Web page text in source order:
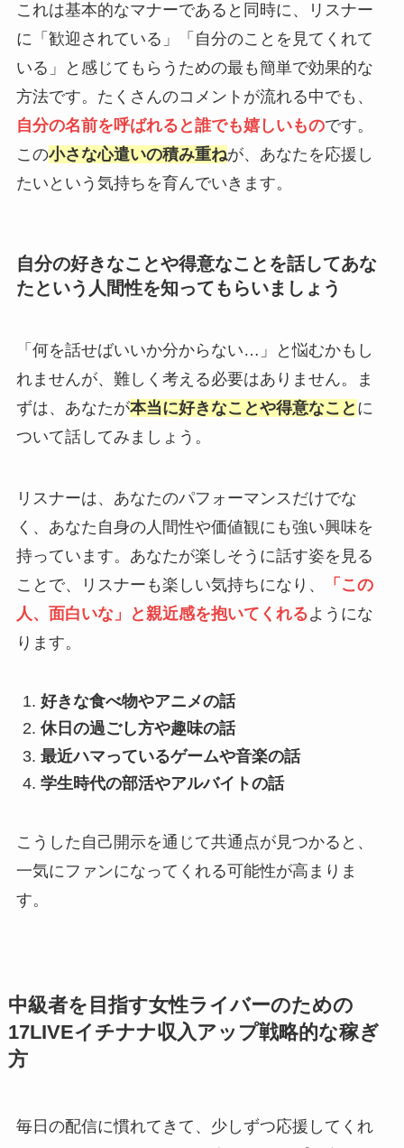
これは基本的なマナーであると同時に、リスナー
に「歓迎されている」「自分のことを見てくれて
いる」と感じてもらうための最も簡単で効果的な
方法です。たくさんのコメントが流れる中でも、
自分の名前を呼ばれると誰でも嬉しいものです。
この小さな心遣いの積み重ねが、あなたを応援し
たいという気持ちを育んでいきます。
自分の好きなことや得意なことを話してあな
たという人間性を知ってもらいましょう
「何を話せばいいか分からない…」と悩むかもし
れませんが、難しく考える必要はありません。ま
ずは、あなたが本当に好きなことや得意なこと に
ついて話してみましょう。
リスナーは、あなたのパフォーマンスだけでな
く、あなた自身の人間性や価値観にも強い興味を
持っています。あなたが楽しそうに話す姿を見る
ことで、リスナーも楽しい気持ちになり、
「この
人、面白いな」と親近感を抱いてくれるようにな
ります。
好きな食べ物やアニメの話
休日の過ごし方や趣味の話
最近ハマっているゲームや音楽の話
学生時代の部活やアルバイトの話
こうした自己開示を通じて共通点が見つかると、
一気にファンになってくれる可能性が高まりま
す。
中級者を目指す女性ライバーのための
17LIVEイチナナ収入アップ戦略的な稼ぎ
方
毎日の配信に慣れてきて、少しずつ応援してくれ